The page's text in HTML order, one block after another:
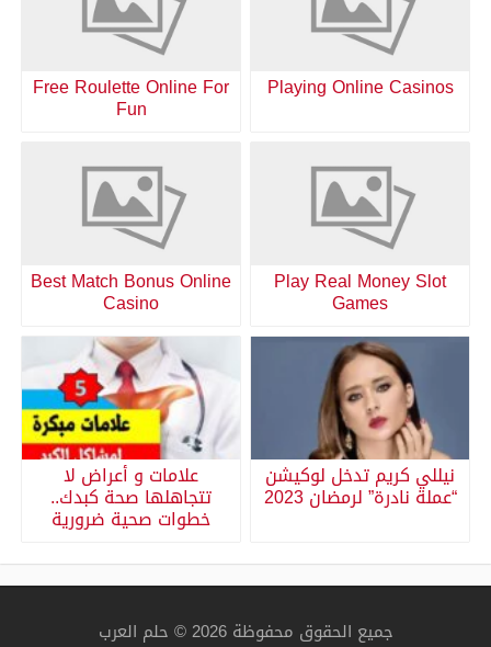
Playing Online Casinos
Free Roulette Online For
Fun
Play Real Money Slot
Games
Best Match Bonus Online
Casino
نيللي كريم تدخل لوكيشن
“عملة نادرة” لرمضان 2023
علامات و أعراض لا
تتجاهلها صحة كبدك..
خطوات صحية ضرورية
جميع الحقوق محفوظة 2026 © حلم العرب